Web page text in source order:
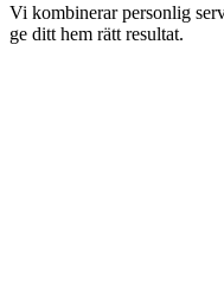
Vi kombinerar personlig
ge ditt hem rätt resultat.